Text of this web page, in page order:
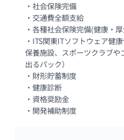
・社会保険完備
・交通費全額支給
・各種社会保険完備(健康・
・ITS関東ITソフトウェア健
保養施設、スポーツクラブ
出るパック）
・財形貯蓄制度
・健康診断
・資格奨励金
・開発補助制度